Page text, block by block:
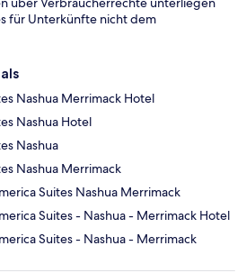
für Unterkünfte nicht dem
Nashua Merrimack Hotel
Nashua Hotel
Nashua
Nashua Merrimack
Suites Nashua Merrimack
Suites - Nashua - Merrimack Hotel
Suites - Nashua - Merrimack